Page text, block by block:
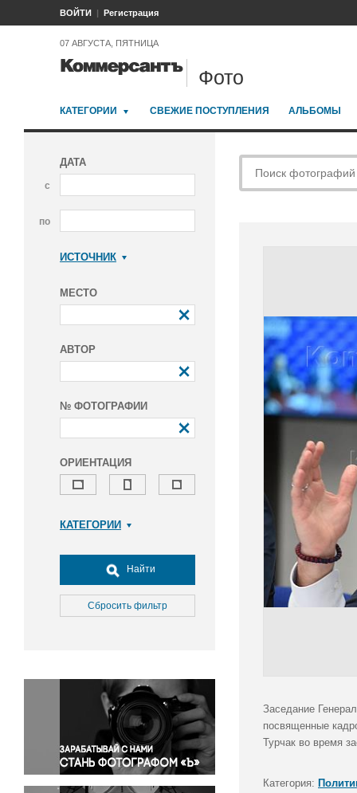
ВОЙТИ Регистрация
07 АВГУСТА, ПЯТНИЦА
Фото
КАТЕГОРИИ СВЕЖИЕ ПОСТУПЛЕНИЯ АЛЬБОМЫ
ДАТА
с
по
ИСТОЧНИК
МЕСТО
АВТОР
№ ФОТОГРАФИИ
ОРИЕНТАЦИЯ
КАТЕГОРИИ
Досуг, туризм и отдых
Культура
Медицина
Окружающая среда
Политика
Правосудие
Происшествия и конфликты
Религия
Светская жизнь
Найти
Сбросить фильтр
Заседание
посвященные
Турчак во время
Категория: